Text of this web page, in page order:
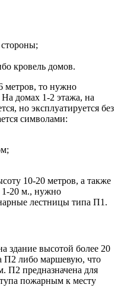
кровель домов.
метров, то нужно
домах 1-2 этажа, на
но эксплуатируется без
символами:
10-20 метров, а также
1-20 м., нужно
лестницы типа П1.
здание высотой более 20
П2 либо маршевую, что
П2 предназначена для
пожарным к месту